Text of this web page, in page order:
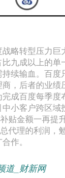
略转型压力
九成以上的单
续输血。百
商，后者的业
成百度每季
小客户跨区
贴金额一再提
代理的利润，
作。
道_财新网